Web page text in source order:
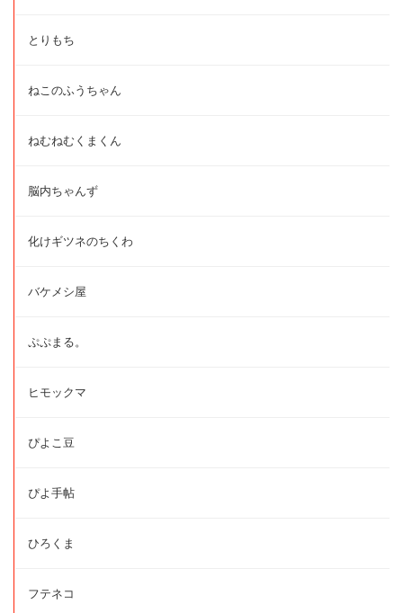
とりもち
ねこのふうちゃん
ねむねむくまくん
脳内ちゃんず
化けギツネのちくわ
バケメシ屋
ぷぷまる。
ヒモックマ
ぴよこ豆
ぴよ手帖
ひろくま
フテネコ